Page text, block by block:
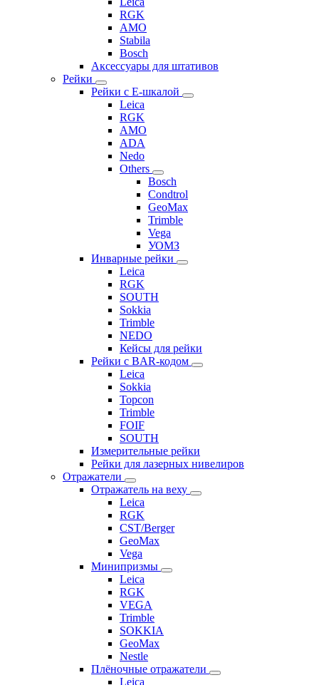
RGK
AMO
Stabila
Bosch
Аксессуары для штативов
Рейки
Рейки с Е-шкалой
Leica
RGK
AMO
ADA
Nedo
Others
Bosch
Condtrol
GeoMax
Trimble
Vega
УОМЗ
Инварные рейки
Leica
RGK
SOUTH
Sokkia
Trimble
NEDO
Кейсы для рейки
Рейки с BAR-кодом
Leica
Sokkia
Topcon
Trimble
FOIF
SOUTH
Измерительные рейки
Рейки для лазерных нивелиров
Отражатели
Отражатель на веху
Leica
RGK
CST/Berger
GeoMax
Vega
Минипризмы
Leica
RGK
VEGA
Trimble
SOKKIA
GeoMax
Nestle
Плёночные отражатели
Leica